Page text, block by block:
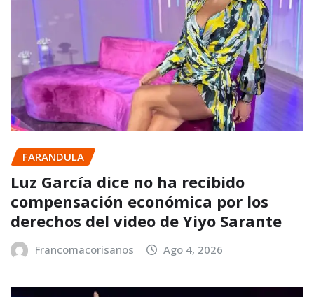
FARANDULA
Luz García dice no ha recibido
compensación económica por los
derechos del video de Yiyo Sarante
Francomacorisanos Ago 4, 2026